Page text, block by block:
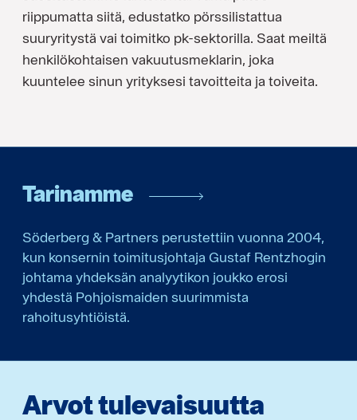
riippumatta siitä, edustatko pörssilistattua
suuryritystä vai toimitko pk-sektorilla. Saat meiltä
henkilökohtaisen vakuutusmeklarin, joka
kuuntelee sinun yrityksesi tavoitteita ja toiveita.
Tarinamme
Söderberg & Partners perustettiin vuonna 2004,
kun konsernin toimitusjohtaja Gustaf Rentzhogin
johtama yhdeksän analyytikon joukko erosi
yhdestä Pohjoismaiden suurimmista
rahoitusyhtiöistä.
Arvot tulevaisuutta